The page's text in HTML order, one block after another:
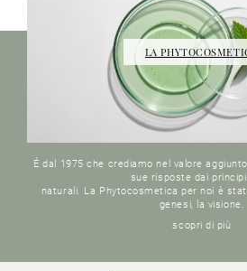
LA
É dal 1975 che crediamo nel valore
sue risposte dai
naturali. La Phytocosmetica per noi è
genesi, la visione.
scopri di più